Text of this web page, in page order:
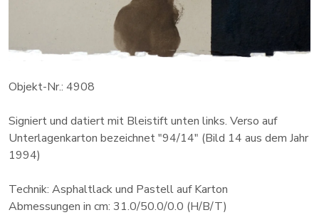
Objekt-Nr.: 4908
Signiert und datiert mit Bleistift unten links. Verso auf
Unterlagenkarton bezeichnet "94/14" (Bild 14 aus dem Jahr
1994)
Technik: Asphaltlack und Pastell auf Karton
Abmessungen in cm: 31.0/50.0/0.0 (H/B/T)